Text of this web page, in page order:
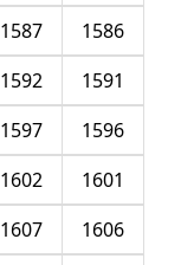
1586
1587
1591
1592
1596
1597
1601
1602
1606
1607